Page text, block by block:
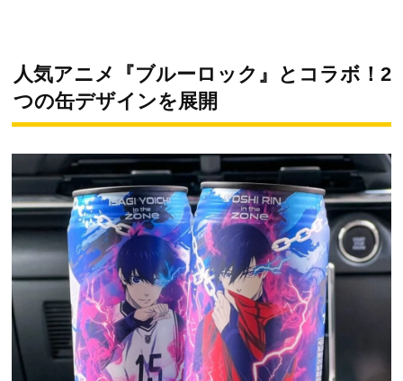
人気アニメ『ブルーロック』とコラボ！2
つの缶デザインを展開